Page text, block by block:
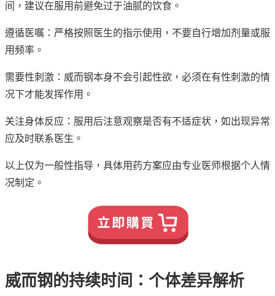
间，建议在服用前避免过于油腻的饮食。
遵循医嘱：严格按照医生的指示使用，不要自行增加剂量或服
用频率。
需要性刺激：威而钢本身不会引起性欲，必须在有性刺激的情
况下才能发挥作用。
关注身体反应：服用后注意观察是否有不适症状，如出现异常
应及时联系医生。
以上仅为一般性指导，具体用药方案应由专业医师根据个人情
况制定。
威而钢的持续时间：个体差异解析